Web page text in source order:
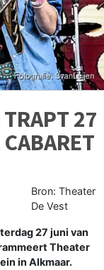
27
Bron: Theater
De Vest
27 juni van
Theater
in Alkmaar.